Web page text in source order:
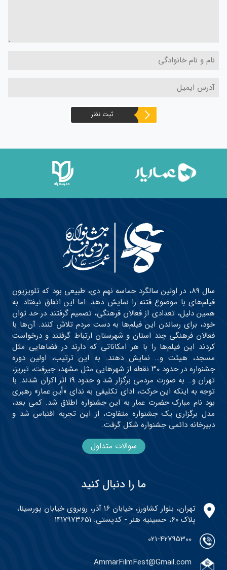
ثبت نظر
سال ۸۹، در اولین سالگرد حماسه نهم دی، طبیعی بود که تلویزیون
فیلم‌های با موضوع فتنه را نمایش دهد. اما این اتفاق نیفتاد. به
همین دلیل، تعدادی از فعالان فرهنگی، تصمیم گرفتند در حد توان
خود، برای رساندن این فیلم‌ها به دست مردم تلاش کنند. آن‌ها با
فعالان فرهنگی چند استان و شهرستان ارتباط گرفتند و درخواست
کردند این فیلم‌ها را با هر امکاناتی که دارند در فضاهایی مثل
مسجد، هیئت و… نمایش دهند. به این ترتیب، اولین دوره
جشنواره در حدود ۳۰ نقطه از شهرهایی مثل مشهد، جیرفت، تبریز،
تهران و… به صورت مردمی برگزار شد و حدود ۱۹ اثر اکران شدند. با
توجه به اینکه این حرکت، ادای تکلیفی به ندای «أین عمار» رهبری
بود نام مبارک حضرت عمار به این جشنواره اطلاق شد. کمی بعد،
مدل برگزاری یک جشنواره متفاوت، از این تجربه اقتباس شد و
دبیرخانه دائمی جشنواره شکل گرفت.
سوالات متداول
ما را دنبال کنید
تهران، بلوار کشاورز، خیابان ۱۶ آذر، روبروی خیابان پورسینا،
پلاک ۶۰، حسینیه هنر - کدپستی: ۱۴۱۷۹۷۳۶۵۱
021-42795300
AmmarFilmFest@Gmail.com